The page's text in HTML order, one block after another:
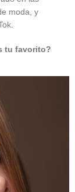
moda, y
tu favorito?